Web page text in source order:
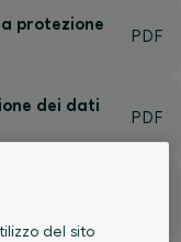
protezione
dei dati
dati
del sito